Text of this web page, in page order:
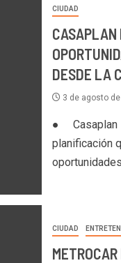
CIUDAD
CASAPLAN
DESDE LA
3 de agosto
● Casaplan
planificación
CIUDAD